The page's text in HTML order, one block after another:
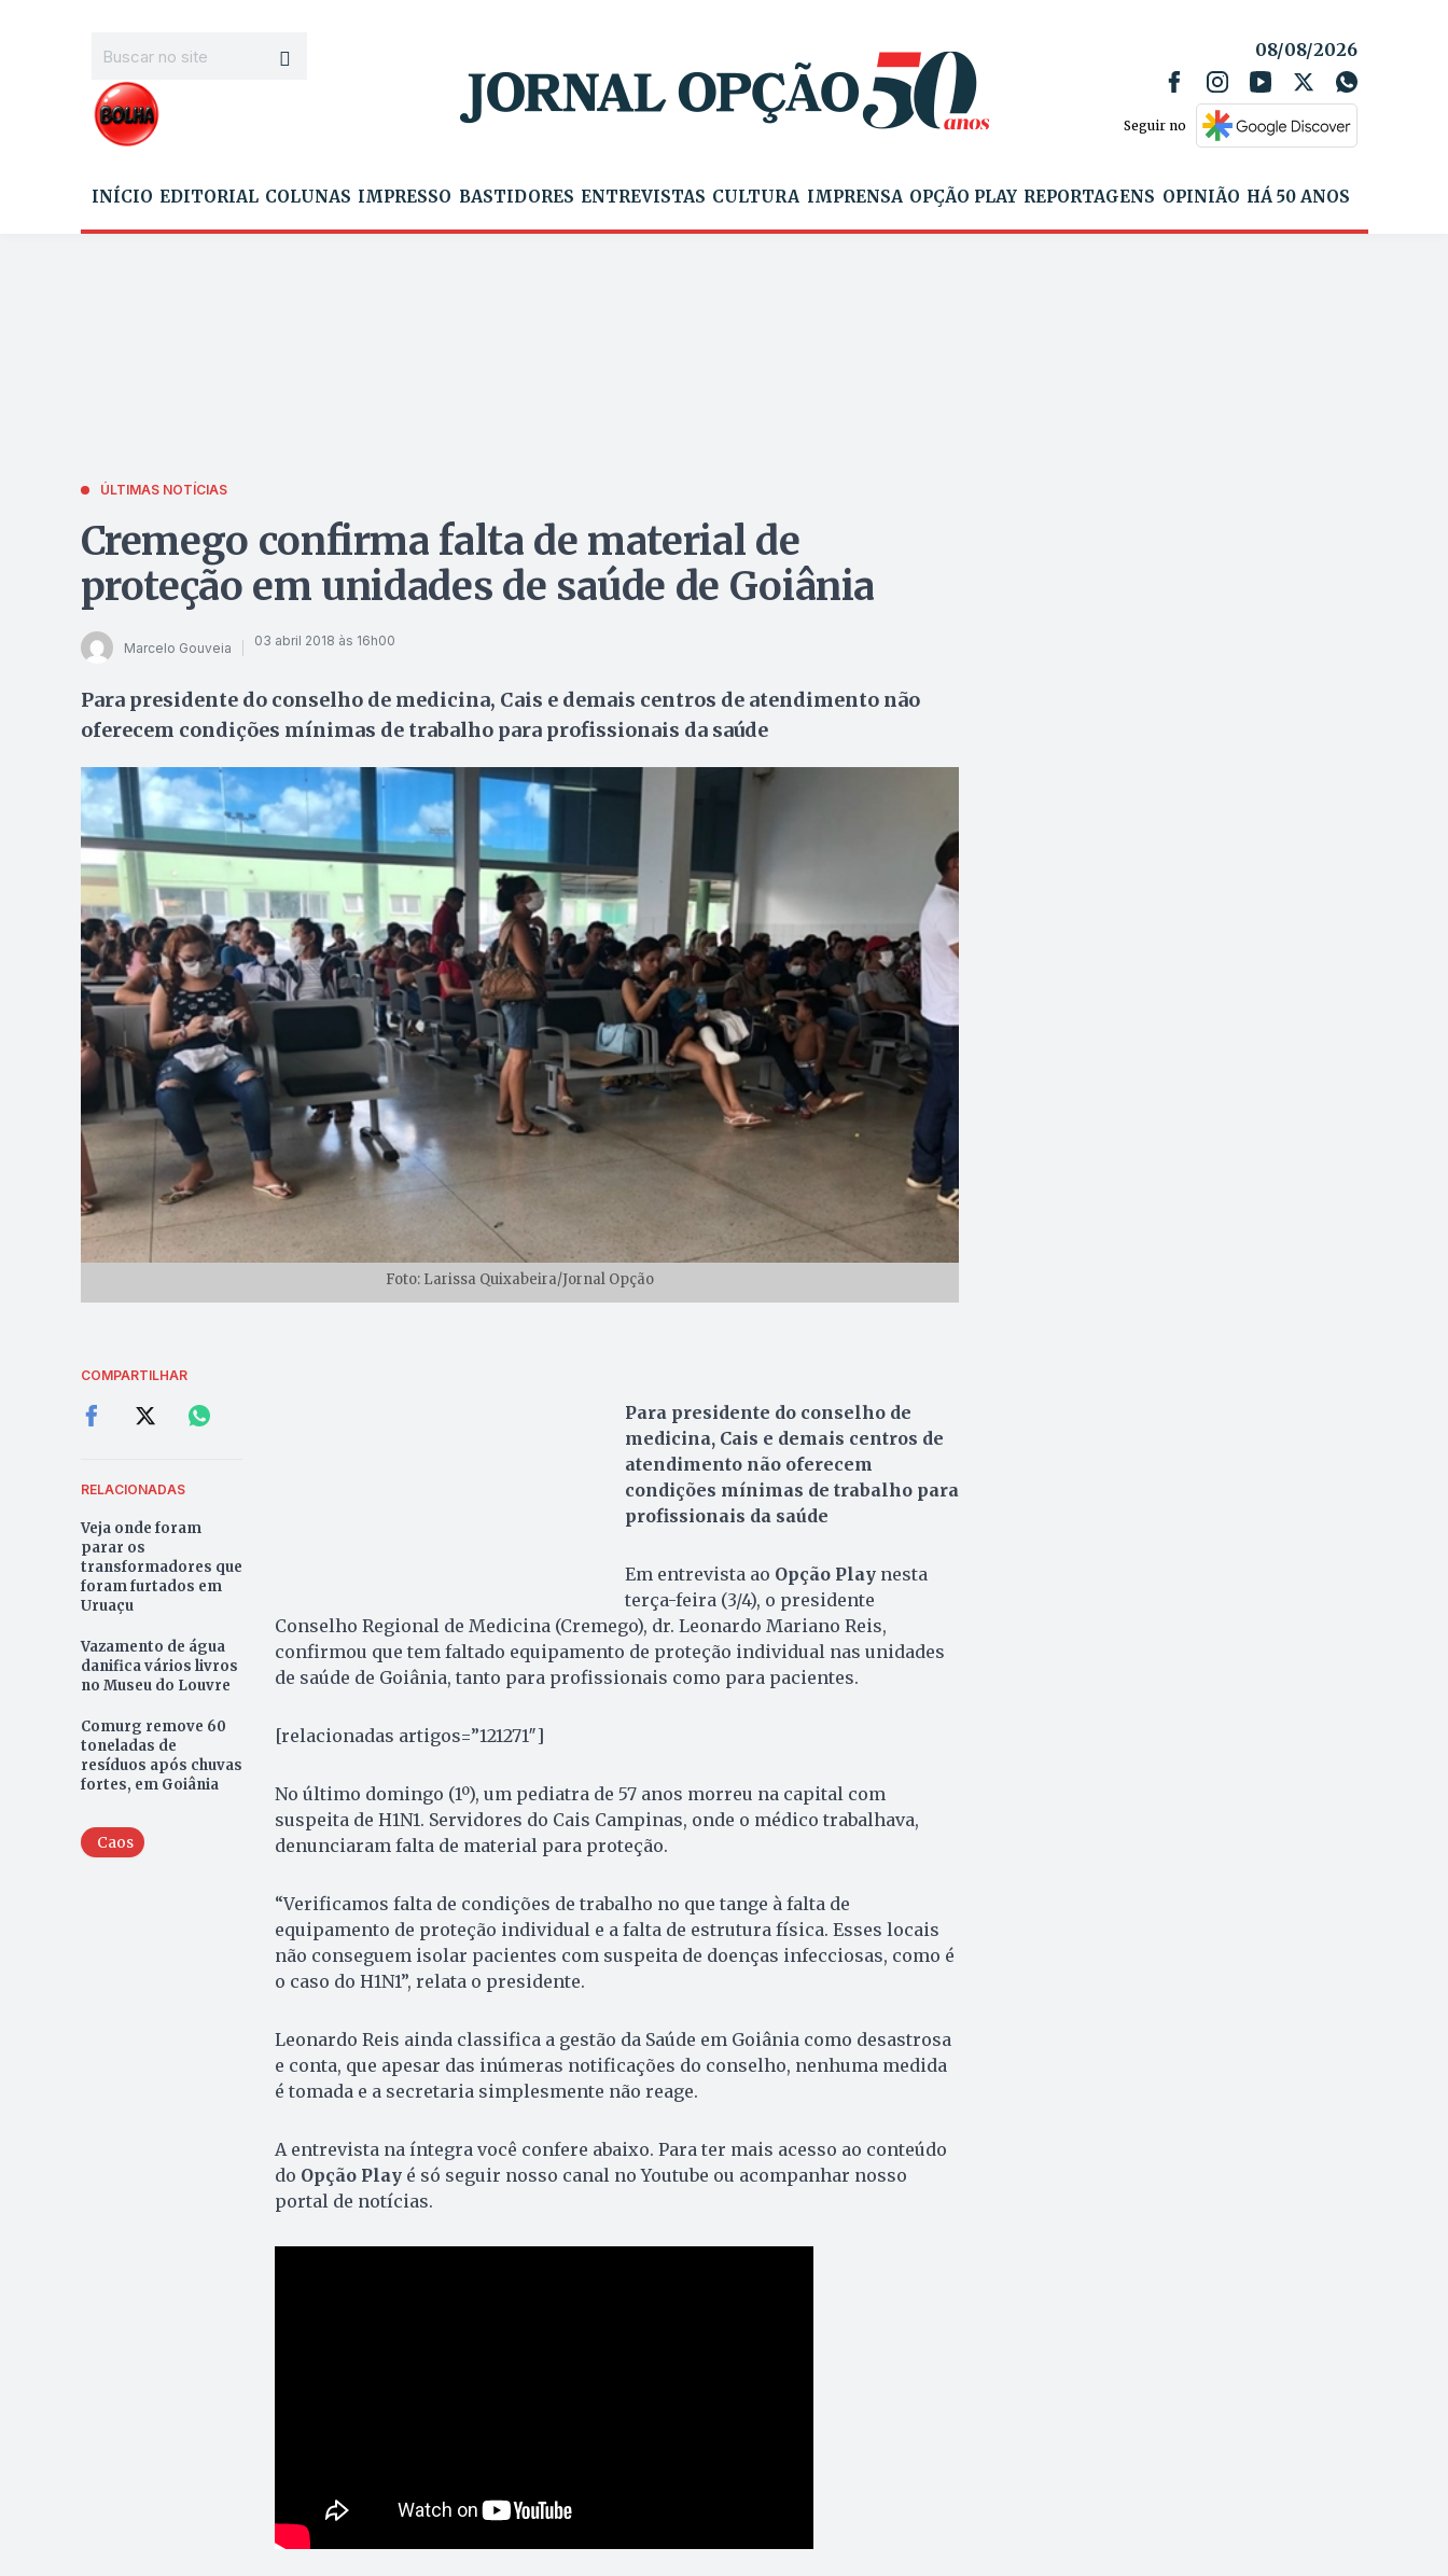
08/08/2026
Seguir no
INÍCIO EDITORIAL COLUNAS IMPRESSO BASTIDORES ENTREVISTAS CULTURA IMPRENSA OPÇÃO PLAY REPORTAGENS OPINIÃO HÁ 50 ANOS
ÚLTIMAS NOTÍCIAS
Cremego confirma falta de material de
proteção em unidades de saúde de Goiânia
Marcelo Gouveia 03 abril 2018 às 16h00
Para presidente do conselho de medicina, Cais e demais centros de atendimento não
oferecem condições mínimas de trabalho para profissionais da saúde
Foto: Larissa Quixabeira/Jornal Opção
COMPARTILHAR
RELACIONADAS
Veja onde foram
parar os
transformadores que
foram furtados em
Uruaçu
Vazamento de água
danifica vários livros
no Museu do Louvre
Comurg remove 60
toneladas de
resíduos após chuvas
fortes, em Goiânia
Caos
Para presidente do conselho de
medicina, Cais e demais centros de
atendimento não oferecem
condições mínimas de trabalho para
profissionais da saúde
Em entrevista ao Opção Playnesta
terça-feira (3/4), o presidente
Conselho Regional de Medicina (Cremego), dr. Leonardo Mariano Reis,
confirmou que tem faltado equipamento de proteção individual nas unidades
de saúde de Goiânia, tanto para profissionais como para pacientes.
[relacionadas artigos=”121271″]
No último domingo (1º), um pediatra de 57 anos morreu na capital com
suspeita de H1N1. Servidores do Cais Campinas, onde o médico trabalhava,
denunciaram falta de material para proteção.
“Verificamos falta de condições de trabalho no que tange à falta de
equipamento de proteção individual e a falta de estrutura física. Esses locais
não conseguem isolar pacientes com suspeita de doenças infecciosas, como é
o caso do H1N1”, relata o presidente.
Leonardo Reis ainda classifica a gestão da Saúde em Goiânia como desastrosa
e conta, que apesar das inúmeras notificações do conselho, nenhuma medida
é tomada e a secretaria simplesmente não reage.
A entrevista na íntegra você confere abaixo. Para ter mais acesso ao conteúdo
do Opção Playé só seguir nosso canal no Youtube ou acompanhar nosso
portal de notícias.